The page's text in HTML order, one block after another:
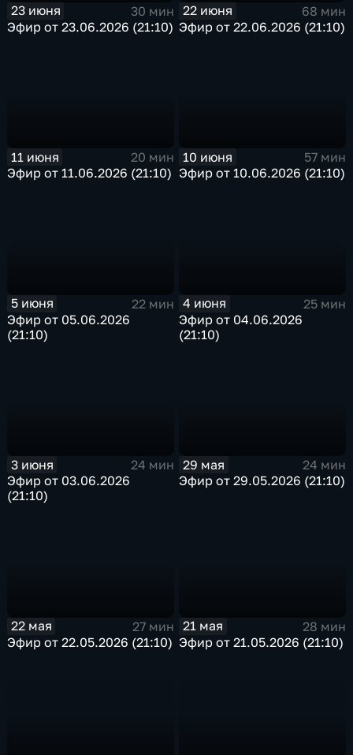
23 июня
30 мин
Эфир от 23.06.2026 (21:10)
22 июня
68 мин
Эфир от 22.06.2026 (21:10)
11 июня
20 мин
Эфир от 11.06.2026 (21:10)
10 июня
57 мин
Эфир от 10.06.2026 (21:10)
5 июня
22 мин
Эфир от 05.06.2026
(21:10)
4 июня
25 мин
Эфир от 04.06.2026
(21:10)
3 июня
24 мин
Эфир от 03.06.2026
(21:10)
29 мая
24 мин
Эфир от 29.05.2026 (21:10)
22 мая
27 мин
Эфир от 22.05.2026 (21:10)
21 мая
28 мин
Эфир от 21.05.2026 (21:10)